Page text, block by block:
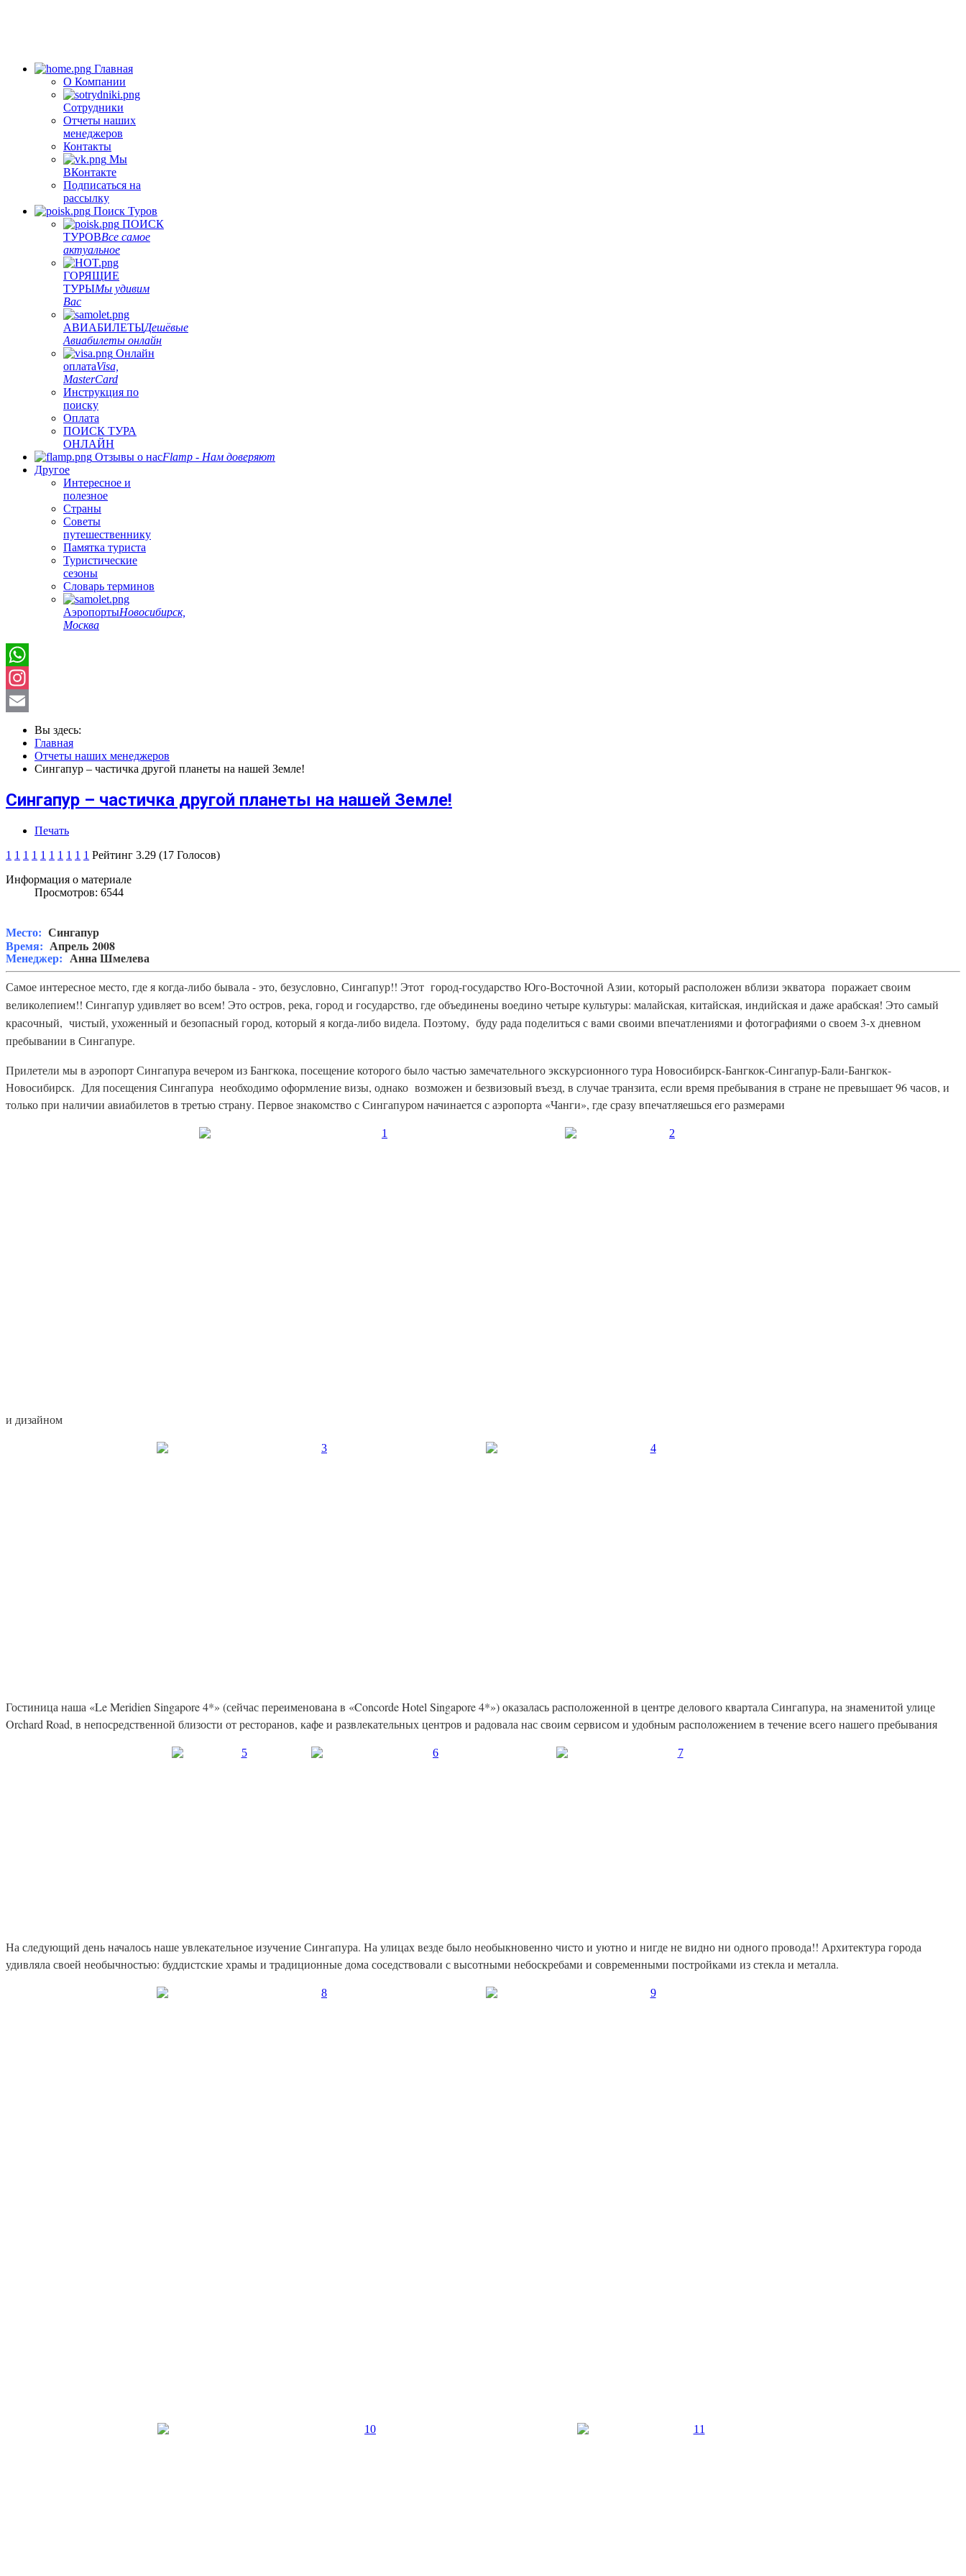
Главная
О Компании
Сотрудники
Отчеты наших
менеджеров
Контакты
Мы
ВКонтакте
Подписаться на
рассылку
Поиск Туров
ПОИСК
ТУРОВВсе самое
актуальное
ГОРЯЩИЕ
ТУРЫМы удивим
Вас
АВИАБИЛЕТЫДешёвые
Авиабилеты онлайн
Онлайн
оплатаVisa,
MasterCard
Инструкция по
поиску
Оплата
ПОИСК ТУРА
ОНЛАЙН
Отзывы о насFlamp - Нам доверяют
Другое
Интересное и
полезное
Страны
Советы
путешественнику
Памятка туриста
Туристические
сезоны
Словарь терминов
АэропортыНовосибирск,
Москва
Instagram
Вы здесь:
Главная
Отчеты наших менеджеров
Сингапур – частичка другой планеты на нашей Земле!
Сингапур – частичка другой планеты на нашей Земле!
Печать
1 1 1 1 1 1 1 1 1 1 Рейтинг 3.29 (17 Голосов)
Информация о материале
Просмотров: 6544
Место: Сингапур
Время: Апрель 2008
Менеджер: Анна Шмелева
Самое интересное место, где я когда-либо бывала - это, безусловно, Сингапур!! Этот город-государство Юго-Восточной Азии, который расположен вблизи экватора поражает своим
великолепием!! Сингапур удивляет во всем! Это остров, река, город и государство, где объединены воедино четыре культуры: малайская, китайская, индийская и даже арабская! Это самый
красочный, чистый, ухоженный и безопасный город, который я когда-либо видела. Поэтому, буду рада поделиться с вами своими впечатлениями и фотографиями о своем 3-х дневном
пребывании в Сингапуре.
Прилетели мы в аэропорт Сингапура вечером из Бангкока, посещение которого было частью замечательного экскурсионного тура Новосибирск-Бангкок-Сингапур-Бали-Бангкок-
Новосибирск. Для посещения Сингапура необходимо оформление визы, однако возможен и безвизовый въезд, в случае транзита, если время пребывания в стране не превышает 96 часов, и
только при наличии авиабилетов в третью страну. Первое знакомство с Сингапуром начинается с аэропорта «Чанги», где сразу впечатляешься его размерами
и дизайном
Гостиница наша «Le Meridien Singapore 4*» (сейчас переименована в «Concorde Hotel Singapore 4*») оказалась расположенной в центре делового квартала Сингапура, на знаменитой улице
Orchard Road, в непосредственной близости от ресторанов, кафе и развлекательных центров и радовала нас своим сервисом и удобным расположением в течение всего нашего пребывания
На следующий день началось наше увлекательное изучение Сингапура. На улицах везде было необыкновенно чисто и уютно и нигде не видно ни одного провода!! Архитектура города
удивляла своей необычностью: буддистские храмы и традиционные дома соседствовали с высотными небоскребами и современными постройками из стекла и металла.